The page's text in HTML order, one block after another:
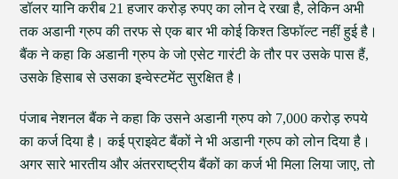
डॉलर यानि करीब 21 हजार करोड़ रुपए का लोन दे रखा है, लेकिन अभी
तक अडानी ग्रुप की तरफ से एक बार भी कोई किश्त डिफॉल्ट नहीं हुई है।
बैंक ने कहा कि अडानी ग्रुप के जो एसेट गारंटी के तौर पर उसके पास हैं,
उसके हिसाब से उसका इन्वेस्टमेंट सुरक्षित है।
पंजाब नेशनल बैंक ने कहा कि उसने अडानी ग्रुप को 7,000 करोड़ रुपये
का कर्ज दिया है। कई प्राइवेट बैंकों ने भी अडानी ग्रुप को लोन दिया है।
अगर सारे भारतीय और अंतरराष्ट्रीय बैंकों का कर्ज भी मिला लिया जाए, तो